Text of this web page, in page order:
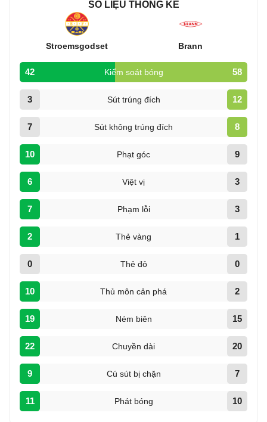
SỐ LIỆU THỐNG KÊ
Stroemsgodset Brann
42 Kiểm soát bóng 58
3 Sút trúng đích 12
7 Sút không trúng đích 8
10 Phạt góc 9
6 Việt vị 3
7 Phạm lỗi 3
2 Thẻ vàng 1
0 Thẻ đỏ 0
10 Thủ môn cản phá 2
19 Ném biên 15
22 Chuyền dài 20
9 Cú sút bị chặn 7
11 Phát bóng 10